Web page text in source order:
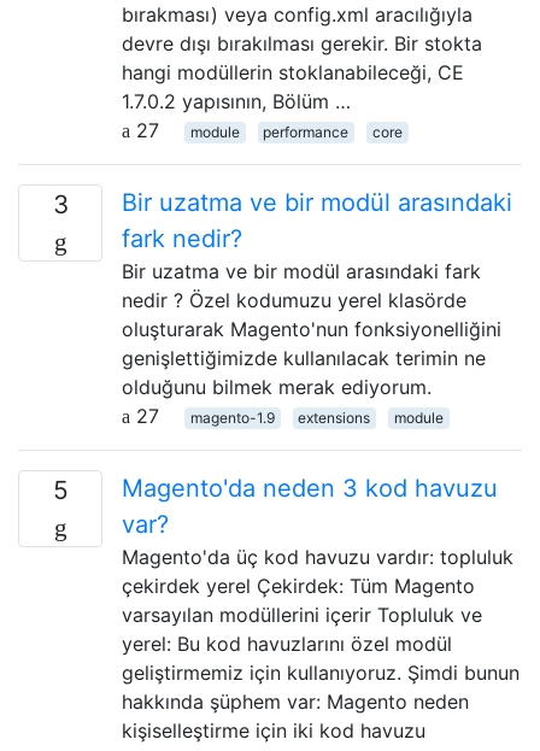
bırakması) veya config.xml aracılığıyla
devre dışı bırakılması gerekir. Bir stokta
hangi modüllerin stoklanabileceği, CE
1.7.0.2 yapısının, Bölüm …
27
module performance core
3
Bir uzatma ve bir modül arasındaki
fark nedir?
Bir uzatma ve bir modül arasındaki fark
nedir ? Özel kodumuzu yerel klasörde
oluşturarak Magento'nun fonksiyonelliğini
genişlettiğimizde kullanılacak terimin ne
olduğunu bilmek merak ediyorum.
27
magento-1.9 extensions module
5
Magento'da neden 3 kod havuzu
var?
Magento'da üç kod havuzu vardır: topluluk
çekirdek yerel Çekirdek: Tüm Magento
varsayılan modüllerini içerir Topluluk ve
yerel: Bu kod havuzlarını özel modül
geliştirmemiz için kullanıyoruz. Şimdi bunun
hakkında şüphem var: Magento neden
kişiselleştirme için iki kod havuzu